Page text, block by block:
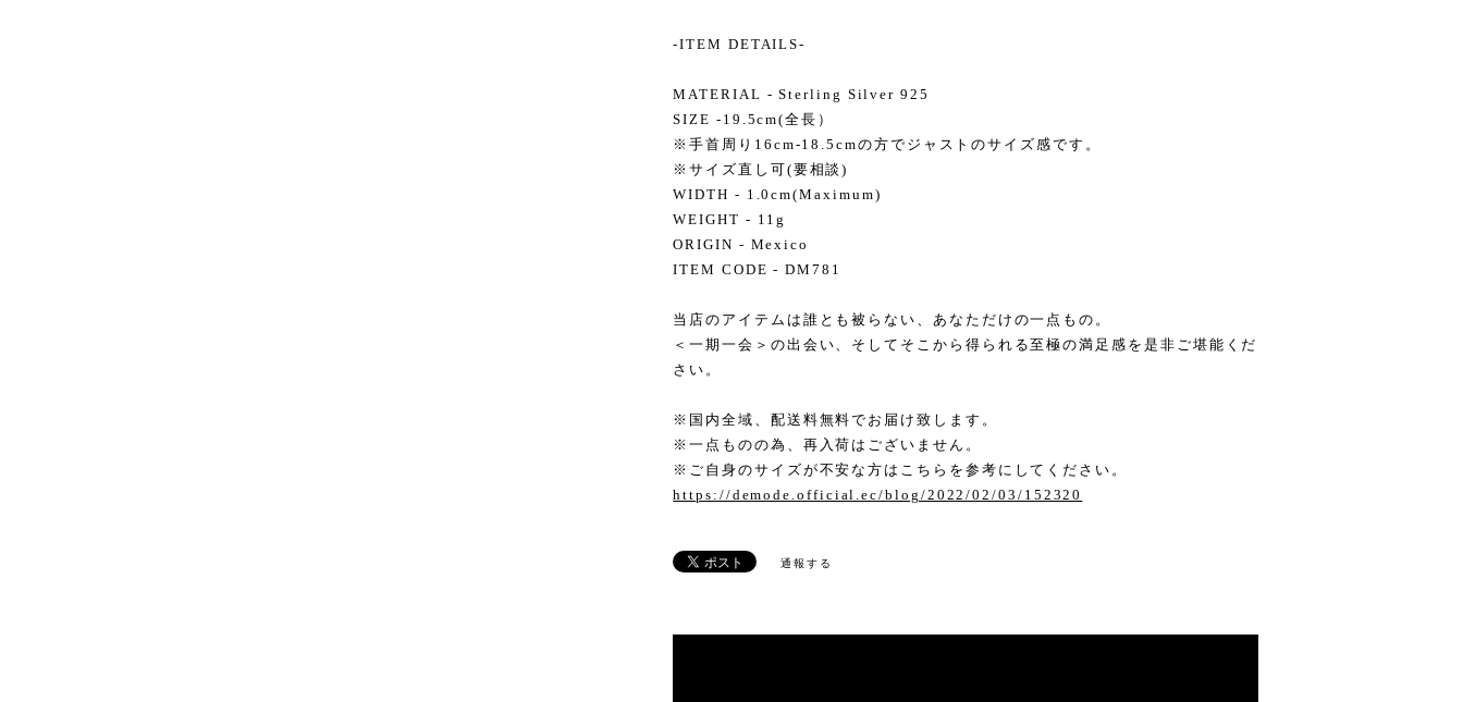
-ITEM DETAILS-
MATERIAL - Sterling Silver 925
SIZE -19.5cm(全長）
※手首周り16cm-18.5cmの方でジャストのサイズ感です。
※サイズ直し可(要相談)
WIDTH - 1.0cm(Maximum)
WEIGHT - 11g
ORIGIN - Mexico
ITEM CODE - DM781
当店のアイテムは誰とも被らない、あなただけの一点もの。
＜一期一会＞の出会い、そしてそこから得られる至極の満足感を是非ご堪能くだ
さい。
※国内全域、配送料無料でお届け致します。
※一点ものの為、再入荷はございません。
※ご自身のサイズが不安な方はこちらを参考にしてください。
https://demode.official.ec/blog/2022/02/03/152320
通報する